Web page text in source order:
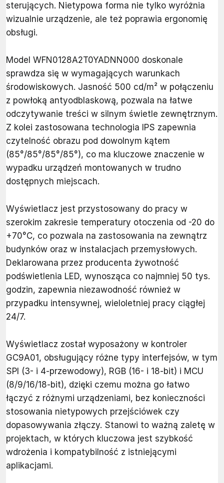
sterujących. Nietypowa forma nie tylko wyróżnia
wizualnie urządzenie, ale też poprawia ergonomię
obsługi.
Model WFN0128A2T0YADNN000 doskonale
sprawdza się w wymagających warunkach
środowiskowych. Jasność 500 cd/m² w połączeniu
z powłoką antyodblaskową, pozwala na łatwe
odczytywanie treści w silnym świetle zewnętrznym.
Z kolei zastosowana technologia IPS zapewnia
czytelność obrazu pod dowolnym kątem
(85°/85°/85°/85°), co ma kluczowe znaczenie w
wypadku urządzeń montowanych w trudno
dostępnych miejscach.
Wyświetlacz jest przystosowany do pracy w
szerokim zakresie temperatury otoczenia od -20 do
+70°C, co pozwala na zastosowania na zewnątrz
budynków oraz w instalacjach przemysłowych.
Deklarowana przez producenta żywotność
podświetlenia LED, wynosząca co najmniej 50 tys.
godzin, zapewnia niezawodność również w
przypadku intensywnej, wieloletniej pracy ciągłej
24/7.
Wyświetlacz został wyposażony w kontroler
GC9A01, obsługujący różne typy interfejsów, w tym
SPI (3- i 4-przewodowy), RGB (16- i 18-bit) i MCU
(8/9/16/18-bit), dzięki czemu można go łatwo
łączyć z różnymi urządzeniami, bez konieczności
stosowania nietypowych przejściówek czy
dopasowywania złączy. Stanowi to ważną zaletę w
projektach, w których kluczowa jest szybkość
wdrożenia i kompatybilność z istniejącymi
aplikacjami.